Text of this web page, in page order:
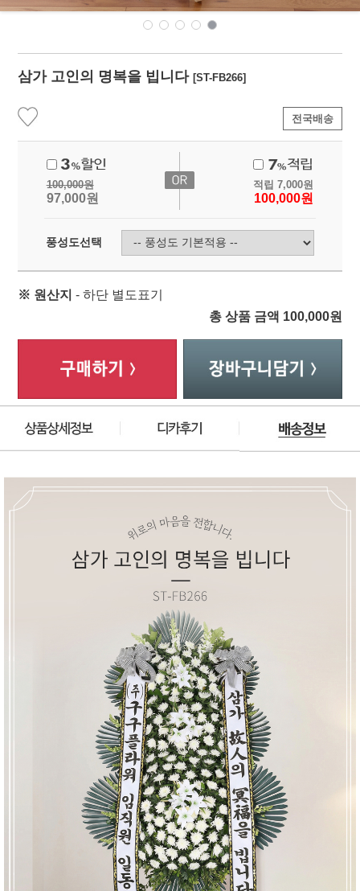
삼가 고인의 명복을 빕니다[ST-FB266]
전국배송
100,000원
97,000원
적립 7,000원
100,000원
풍성도선택
※ 원산지 - 하단 별도표기
총 상품 금액 100,000원